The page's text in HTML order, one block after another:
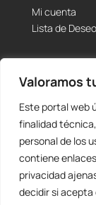
Valoramos
Este portal web
finalidad
personal de los
contiene
privacidad
decidir si acepta
Mi cuenta
Lista de
Tu Tienda de
28027 –
912 60 05 55